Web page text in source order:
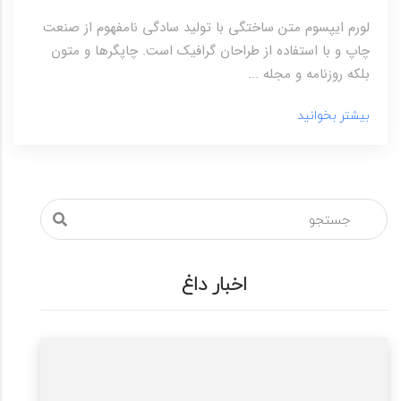
لورم ایپسوم متن ساختگی با تولید سادگی نامفهوم از صنعت
چاپ و با استفاده از طراحان گرافیک است. چاپگرها و متون
بلکه روزنامه و مجله ...
بیشتر بخوانید
اخبار داغ